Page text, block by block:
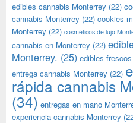
edibles cannabis Monterrey (22)
cannabis Monterrey (22) cookies
Monterrey (22) cosméticos de lujo
cannabis en Monterrey (22)
Monterrey. (25) edibles
entrega cannabis Monterrey (22)
rápida cannabis
(34) entregas en mano
experiencia cannabis Monterrey